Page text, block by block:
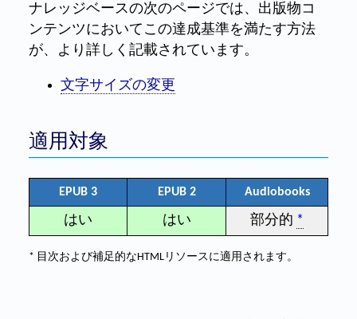
ナレッジベースの次のページでは、出版物コ
ンテンツにおいてこの達成基準を満たす方法
が、より詳しく記載されています。
文字サイズの変更
適用対象
EPUB 3 EPUB 2 Audiobooks
はい はい 部分的 *
* 目次および補足的なHTMLリソースに適用されます。